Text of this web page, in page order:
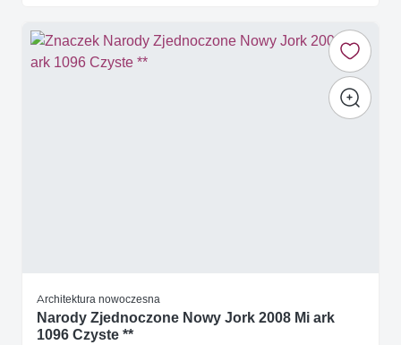
Architektura nowoczesna
Narody Zjednoczone Nowy Jork 2008 Mi ark
1096 Czyste **